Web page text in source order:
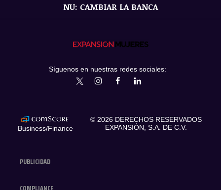
NU: CAMBIAR LA BANCA
PUBLICIDAD
Síguenos en nuestras redes sociales:
expansionmxExpansionMex
Business/Finance
© 2026 DERECHOS RESERVADOS
EXPANSIÓN, S.A. DE C.V.